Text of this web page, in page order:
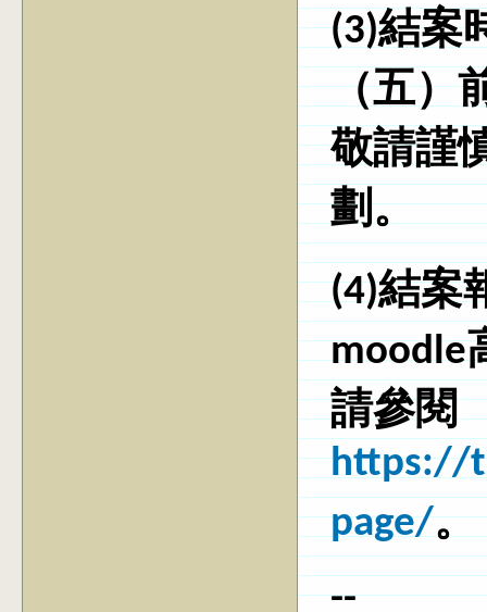
(3)結案
（五）
敬請謹
劃。
(4)結案
moodle
請參閱
https://
page/。
--